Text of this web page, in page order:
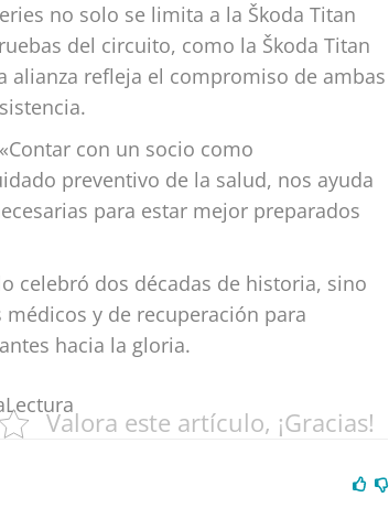
no solo se limita a la Škoda Titan
del circuito, como la Škoda Titan
alianza refleja el compromiso de ambas
con un socio como
preventivo de la salud, nos ayuda
para estar mejor preparados
celebró dos décadas de historia, sino
y de recuperación para
hacia la gloria.
Valora este artículo, ¡Gracias!